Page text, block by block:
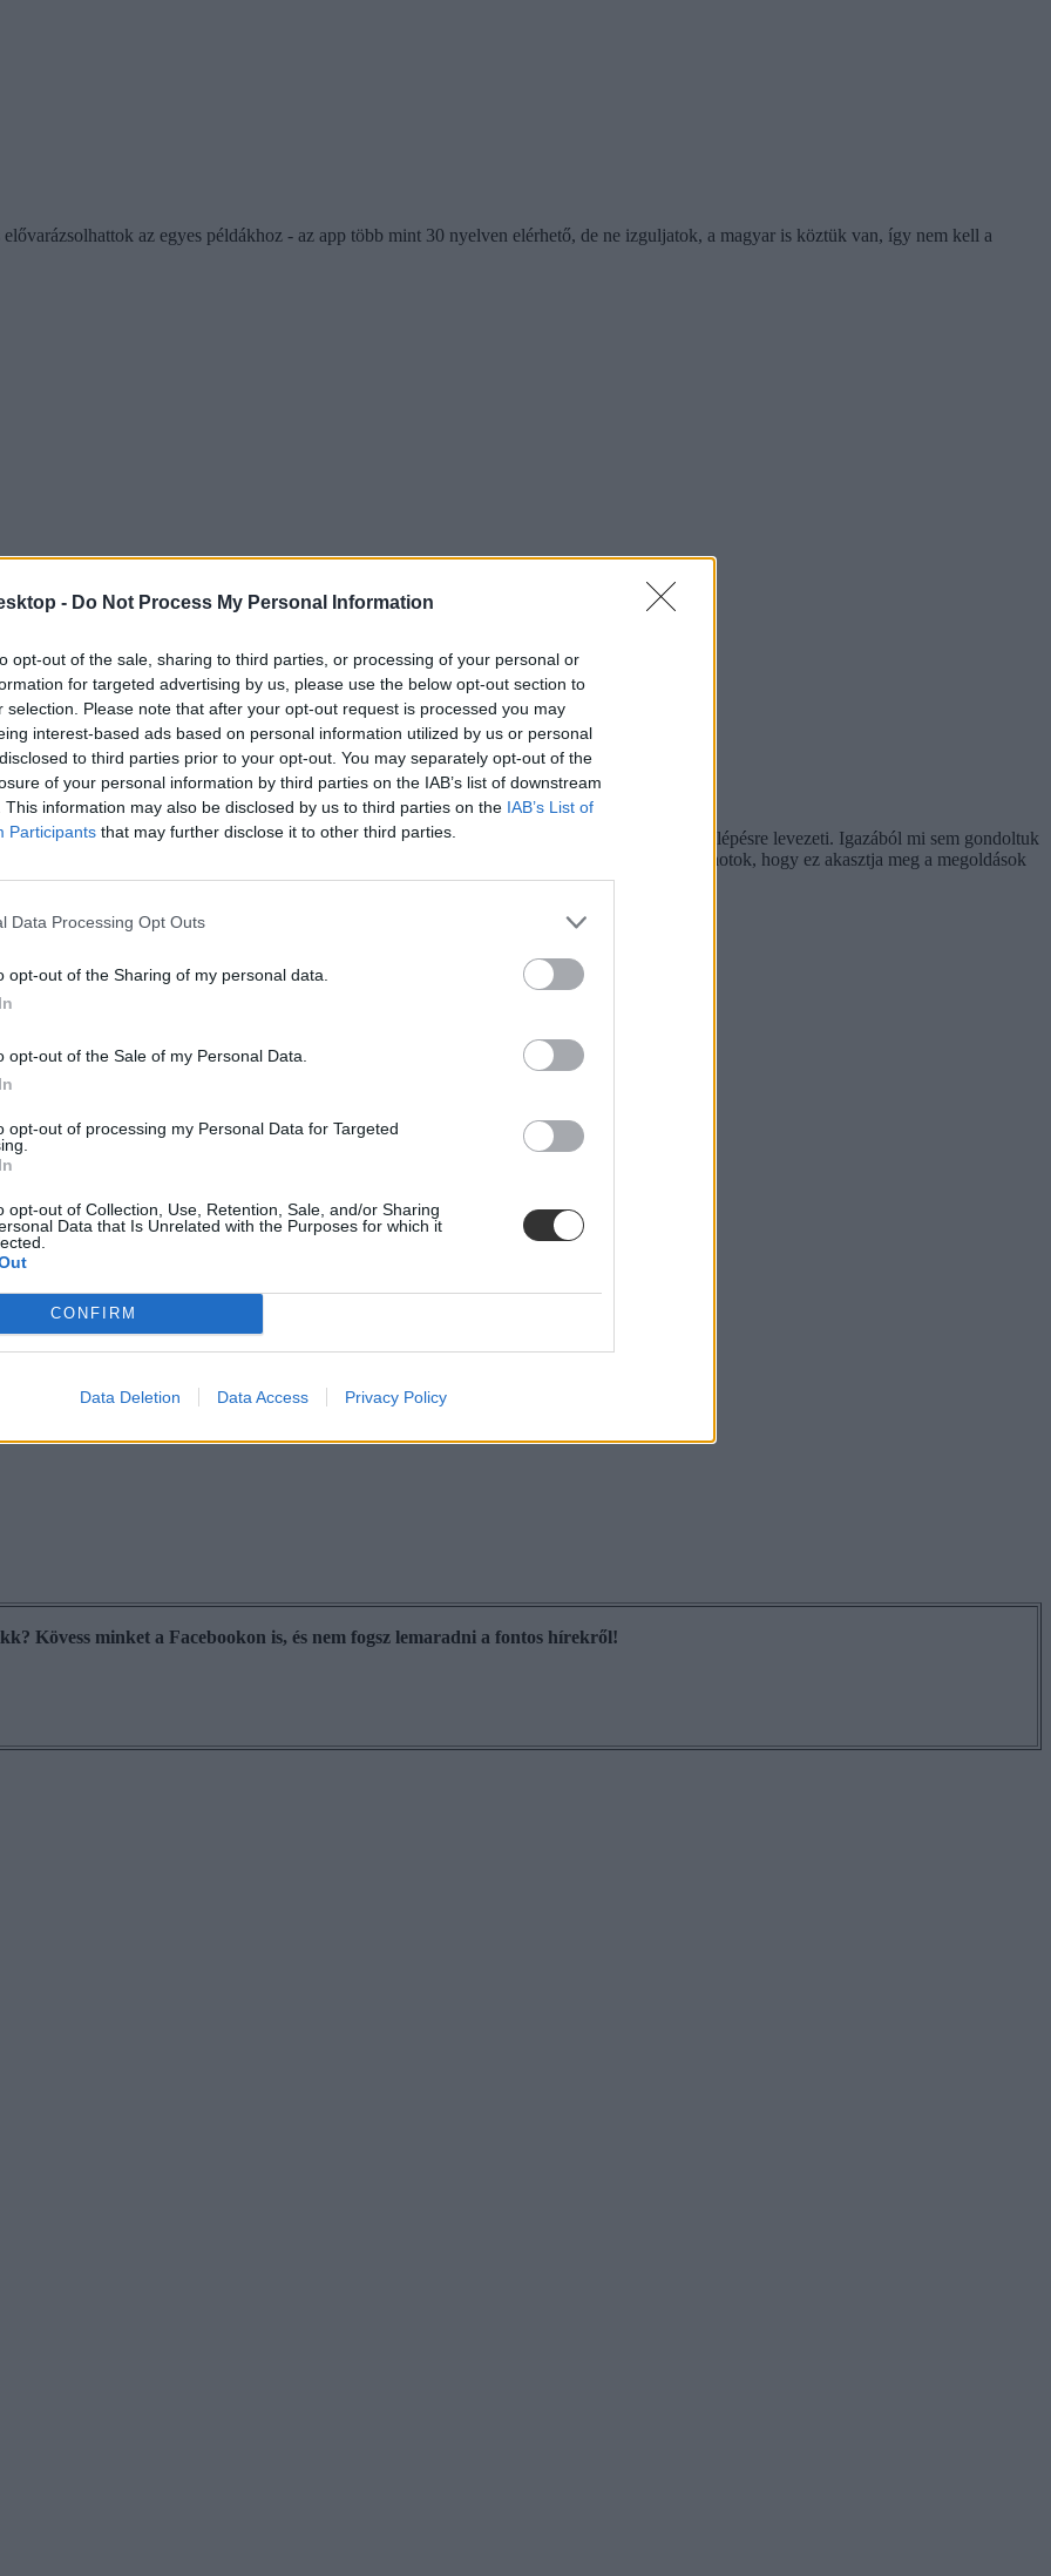
- Do Not Process My Personal Information
opt-out of the sale, sharing to third parties, or processing of your personal or
for targeted advertising by us, please use the below opt-out section to
selection. Please note that after your opt-out request is processed you may
interest-based ads based on personal information utilized by us or personal
to third parties prior to your opt-out. You may separately opt-out of the
of your personal information by third parties on the IAB’s list of downstream
This information may also be disclosed by us to third parties on the IAB’s List of
Participants that may further disclose it to other third parties.
Data Processing Opt Outs
opt-out of the Sharing of my personal data.
opt-out of the Sale of my Personal Data.
opt-out of processing my Personal Data for Targeted
opt-out of Collection, Use, Retention, Sale, and/or Sharing
Data that Is Unrelated with the Purposes for which it
CONFIRM
Data Deletion Data Access Privacy Policy
az egyes példákhoz - az app több mint 30 nyelven elérhető, de ne izguljatok, a magyar is köztük van, így nem kell a
képleteket, szoroz-oszt, hatványoz. Tényleg hihetetlen, de még a magyarázatokat is lépésről lépésre levezeti. Igazából mi sem gondoltuk
csak olyan csúnyán írni, hogy ne tudja beolvasni az app a számokat, így attól sem kell tartanotok, hogy ez akasztja meg a megoldások
pedig iOS-rendszerre.
Kövess minket a Facebookon is, és nem fogsz lemaradni a fontos hírekről!